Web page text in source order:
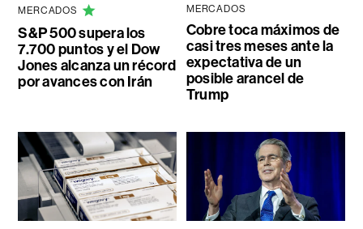
MERCADOS
S&P 500 supera los
7.700 puntos y el Dow
Jones alcanza un récord
por avances con Irán
MERCADOS
Cobre toca máximos de
casi tres meses ante la
expectativa de un
posible arancel de
Trump